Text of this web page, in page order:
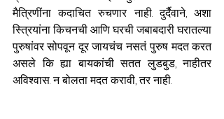
मैत्रिणींना कदाचित रुचणार नाही. दुर्दैवाने, अशा
स्त्रियांना किचनची आणि घरची जबाबदारी घरातल्या
पुरुषांवर सोपवून दूर जायचंच नसतं. पुरुष मदत करत
असले कि ह्या बायकांची सतत लुडबुड, नाहीतर
अविश्वास. न बोलता मदत करावी, तर नाही.